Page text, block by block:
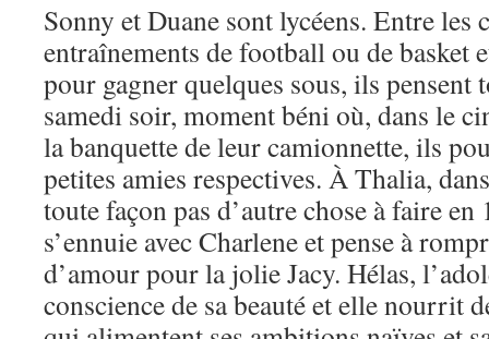
Sonny et Duane sont lycéens. Entre les
entraînements de football ou de basket
pour gagner quelques sous, ils pensent
samedi soir, moment béni où, dans le
la banquette de leur camionnette, ils
petites amies respectives. À Thalia,
toute façon pas d’autre chose à faire
s’ennuie avec Charlene et pense à
d’amour pour la jolie Jacy. Hélas,
conscience de sa beauté et elle nourrit